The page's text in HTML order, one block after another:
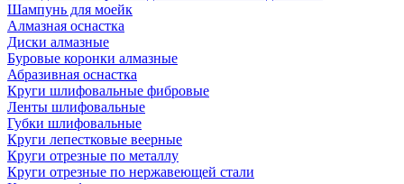
Шампунь для моейк
Алмазная оснастка
Диски алмазные
Буровые коронки алмазные
Абразивная оснастка
Круги шлифовальные фибровые
Ленты шлифовальные
Губки шлифовальные
Круги лепестковые веерные
Круги отрезные по металлу
Круги отрезные по нержавеющей стали